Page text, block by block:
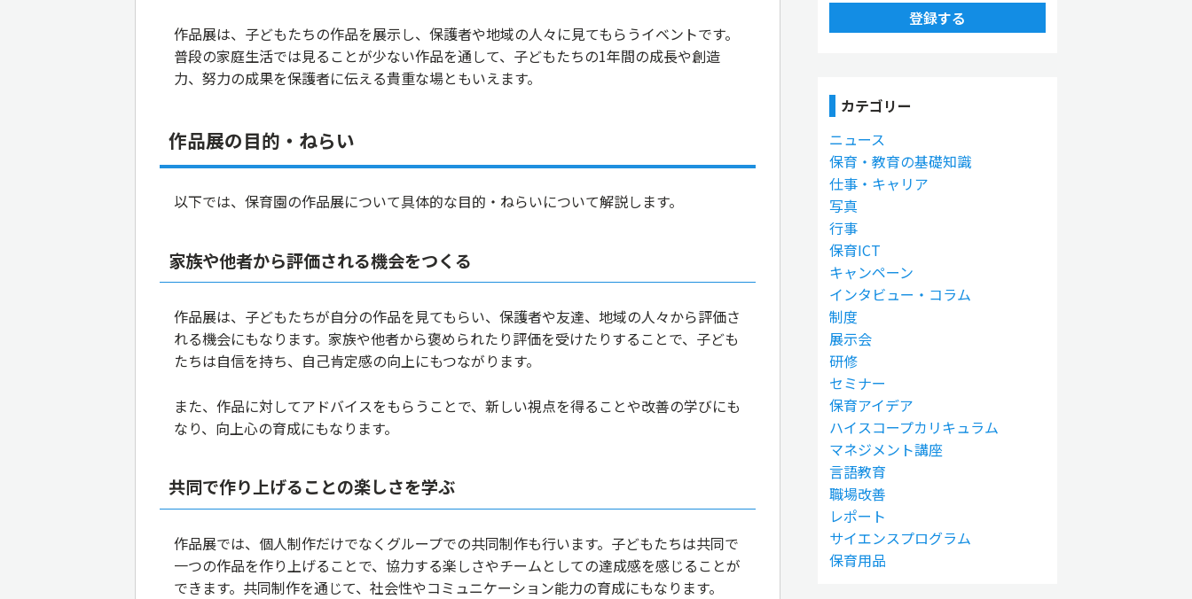
作品展は、子どもたちの作品を展示し、保護者や地域の人々に見てもらうイベントです。
普段の家庭生活では見ることが少ない作品を通して、子どもたちの1年間の成長や創造
力、努力の成果を保護者に伝える貴重な場ともいえます。
作品展の目的・ねらい
以下では、保育園の作品展について具体的な目的・ねらいについて解説します。
家族や他者から評価される機会をつくる
作品展は、子どもたちが自分の作品を見てもらい、保護者や友達、地域の人々から評価さ
れる機会にもなります。家族や他者から褒められたり評価を受けたりすることで、子ども
たちは自信を持ち、自己肯定感の向上にもつながります。
また、作品に対してアドバイスをもらうことで、新しい視点を得ることや改善の学びにも
なり、向上心の育成にもなります。
共同で作り上げることの楽しさを学ぶ
作品展では、個人制作だけでなくグループでの共同制作も行います。子どもたちは共同で
一つの作品を作り上げることで、協力する楽しさやチームとしての達成感を感じることが
できます。共同制作を通じて、社会性やコミュニケーション能力の育成にもなります。
登録する
カテゴリー
ニュース
保育・教育の基礎知識
仕事・キャリア
写真
行事
保育ICT
キャンペーン
インタビュー・コラム
制度
展示会
研修
セミナー
保育アイデア
ハイスコープカリキュラム
マネジメント講座
言語教育
職場改善
レポート
サイエンスプログラム
保育用品